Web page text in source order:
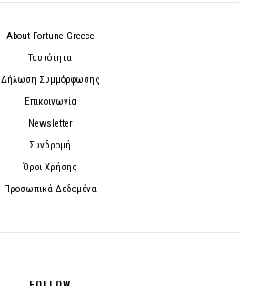
About Fortune Greece
Ταυτότητα
Δήλωση Συμμόρφωσης
Επικοινωνία
Newsletter
Συνδρομή
Όροι Χρήσης
Προσωπικά Δεδομένα